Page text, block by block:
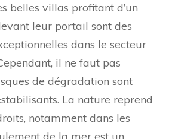
belles villas profitant d’un
leur portail sont des
dans le secteur
il ne faut pas
de dégradation sont
La nature reprend
notamment dans les